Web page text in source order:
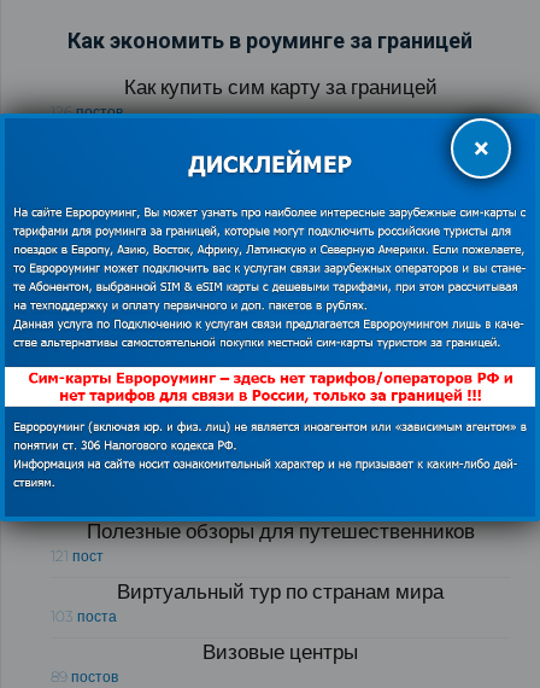
Как экономить в роуминге за границей
Как купить сим карту за границей
126 постов
Как экономить в роуминге за границей
Бесплатный WI-FI за границей
54 поста
Как и у кого купить в России сим-карты для
интернета и связи за границей
51 пост
Рубрики блога «Полезные советы для
путешественников за границей»
Лайфхаки для путешественников
Полезные обзоры для путешественников
121 пост
Виртуальный тур по странам мира
103 поста
Визовые центры
89 постов
×